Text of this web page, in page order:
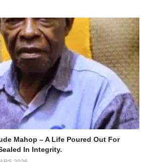
Mahop – A Life Poured Out For
In Integrity.